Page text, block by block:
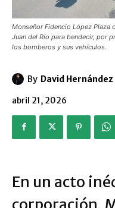
Monseñor Fidencio López Plaza
Juan del Río para bendecir, por
los bomberos y sus vehículos.
By David Hernández
abril 21, 2026
En un acto